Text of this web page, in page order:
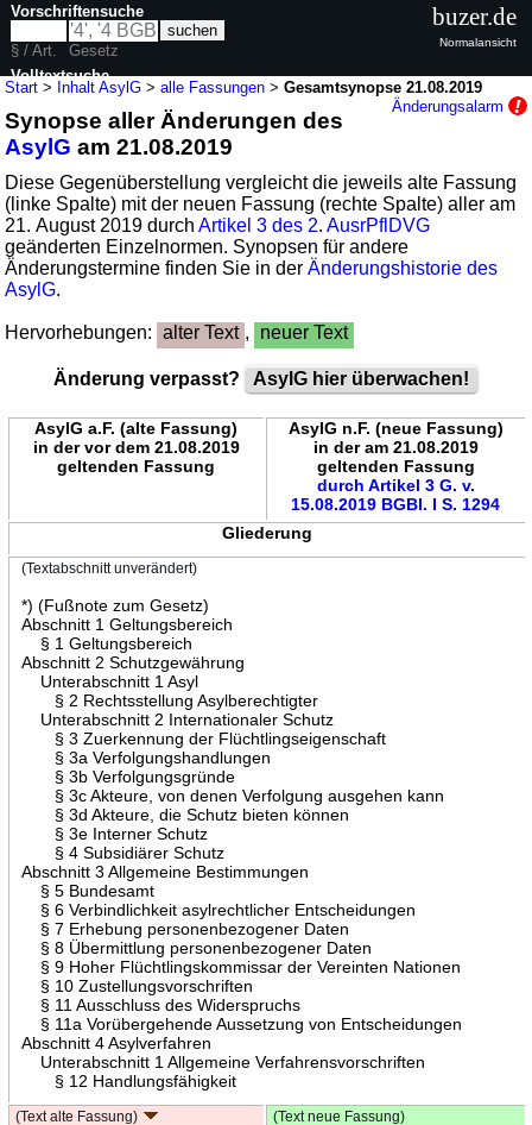
Start > Inhalt AsylG >alle Fassungen >Gesamtsynopse 21.08.2019
Änderungsalarm
Synopse aller Änderungen des
AsylG am 21.08.2019
Diese Gegenüberstellung vergleicht die jeweils alte Fassung
(linke Spalte) mit der neuen Fassung (rechte Spalte) aller am
21. August 2019 durchArtikel 3 des 2. AusrPflDVG
geänderten Einzelnormen. Synopsen für andere
Änderungstermine finden Sie in derÄnderungshistorie des
AsylG.
Hervorhebungen: alter Text , neuer Text
Änderung verpasst? AsylG hier überwachen!
AsylG a.F. (alte Fassung)
in der vor dem 21.08.2019
geltenden Fassung
AsylG n.F. (neue Fassung)
in der am 21.08.2019
geltenden Fassung
durch Artikel 3 G. v.
15.08.2019 BGBl. I S. 1294
Gliederung
(Textabschnitt unverändert)
*) (Fußnote zum Gesetz)
Abschnitt 1 Geltungsbereich
§ 1 Geltungsbereich
Abschnitt 2 Schutzgewährung
Unterabschnitt 1 Asyl
§ 2 Rechtsstellung Asylberechtigter
Unterabschnitt 2 Internationaler Schutz
§ 3 Zuerkennung der Flüchtlingseigenschaft
§ 3a Verfolgungshandlungen
§ 3b Verfolgungsgründe
§ 3c Akteure, von denen Verfolgung ausgehen kann
§ 3d Akteure, die Schutz bieten können
§ 3e Interner Schutz
§ 4 Subsidiärer Schutz
Abschnitt 3 Allgemeine Bestimmungen
§ 5 Bundesamt
§ 6 Verbindlichkeit asylrechtlicher Entscheidungen
§ 7 Erhebung personenbezogener Daten
§ 8 Übermittlung personenbezogener Daten
§ 9 Hoher Flüchtlingskommissar der Vereinten Nationen
§ 10 Zustellungsvorschriften
§ 11 Ausschluss des Widerspruchs
§ 11a Vorübergehende Aussetzung von Entscheidungen
Abschnitt 4 Asylverfahren
Unterabschnitt 1 Allgemeine Verfahrensvorschriften
§ 12 Handlungsfähigkeit
(Text alte Fassung) (Text neue Fassung)
Vorschriftensuche
§ / Art.
Gesetz
Volltextsuche
nur in AsylG
buzer.de
Normalansicht